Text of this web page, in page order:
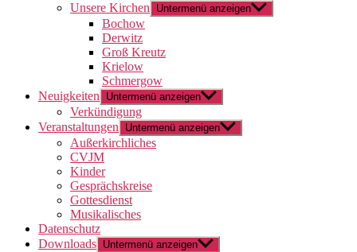
Unsere Kirchen
Untermenü anzeigen
Bochow
Derwitz
Groß Kreutz
Krielow
Schmergow
Neuigkeiten
Untermenü anzeigen
Verkündigung
Veranstaltungen
Untermenü anzeigen
Außerkirchliches
CVJM
Kinder
Gesprächskreise
Gottesdienst
Musikalisches
Datenschutz
Downloads Untermenü anzeigen